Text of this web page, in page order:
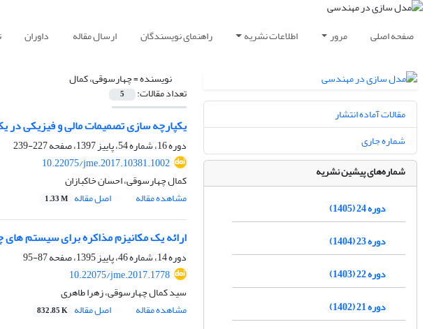
صفحه اصلی مرور اطلاعات نشریه راهنمای نویسندگان ارسال مقاله داوران
نویسنده =چهارسوقی، کمال
تعداد مقالات: 5
یکپارچه سازی تصمیمات مالی و فیزیکی در
دوره 16، شماره 54، پاییز 1397، صفحه
227-239
10.22075/jme.2017.10381.1002
کمال چهارسوقی، احسان خاکبازان
مشاهده مقاله
اصل مقاله 1.33 M
ارائه یک مکانیزم مذاکره برای سیستم های
دوره 14، شماره 46، پاییز 1395، صفحه
87-95
10.22075/jme.2017.1778
سید کمال چهارسوقی، زهرا طاهری
مشاهده مقاله
اصل مقاله 832.85 K
مقالات آماده انتشار
شماره جاری
شماره‌های پیشین نشریه
دوره 24 (1405)
دوره 23 (1404)
دوره 22 (1403)
دوره 21 (1402)